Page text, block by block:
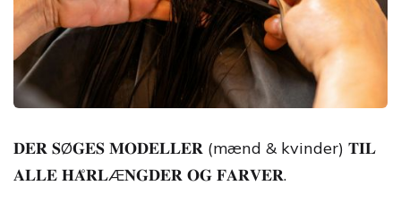
𝐃𝐄𝐑 𝐒Ø𝐆𝐄𝐒 𝐌𝐎𝐃𝐄𝐋𝐋𝐄𝐑 (mænd & kvinder) 𝐓𝐈𝐋
𝐀𝐋𝐋𝐄 𝐇𝐀̊𝐑𝐋Æ𝐍𝐆𝐃𝐄𝐑 𝐎𝐆 𝐅𝐀𝐑𝐕𝐄𝐑.